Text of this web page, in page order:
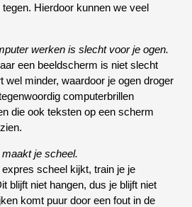
Hierdoor kunnen we veel
werken is slecht voor je ogen.
een beeldscherm is niet slecht
wel minder, waardoor je ogen droger
computerbrillen
die ook teksten op een scherm
je scheel.
scheel kijkt, train je je
blijft niet hangen, dus je blijft niet
komt puur door een fout in de